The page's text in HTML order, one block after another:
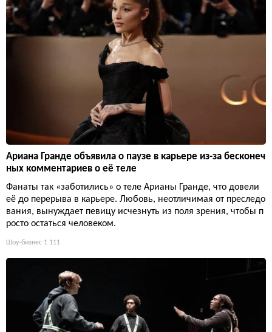
Ариана Гранде объявила о паузе в карьере из-за бесконеч
ных комментариев о её теле
Фанаты так «заботились» о теле Арианы Гранде, что довели
её до перерыва в карьере. Любовь, неотличимая от преследо
вания, вынуждает певицу исчезнуть из поля зрения, чтобы п
росто остаться человеком.
Шоу-бизнес 1 111